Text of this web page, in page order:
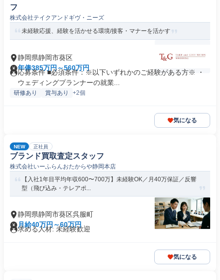
フ
株式会社テイクアンドギヴ・ニーズ
未経験応援、経験を活かせる環境/接客・マナーを活かす
静岡県静岡市葵区
年俸385万円～560万円
応募条件 ■必須条件：※以下いずれかのご経験がある方※ ・
ウェディングプランナーの就業...
研修あり 賞与あり +2個
気になる
NEW 正社員
ブランド買取査定スタッフ
株式会社いーふらんおたからや静岡本店
【入社1年目平均年収600〜700万】未経験OK／月40万保証／反響
型（飛び込み・テレアポ...
静岡県静岡市葵区呉服町
月給40万円～60万円
求める人材: 未経験歓迎
気になる